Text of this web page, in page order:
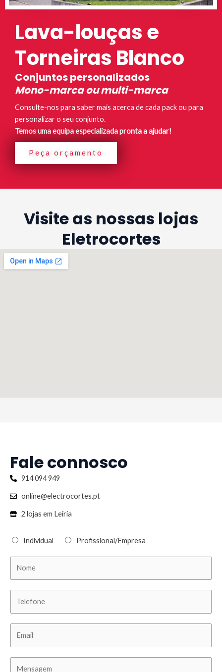
Lava-louças e
Torneiras Blanco
Conjuntos personalizados
Mono-marca ou multi-marca
Consulte-nos para saber mais acerca de cada pack ou para
personalizar o seu conjunto.
Temos uma equipa especializada pronta a ajudar!
Peça orçamento
Visite as nossas lojas
Eletrocortes
Fale connosco
914 094 949
online@electrocortes.pt
2 lojas em Leiria
Individual Profissional/Empresa